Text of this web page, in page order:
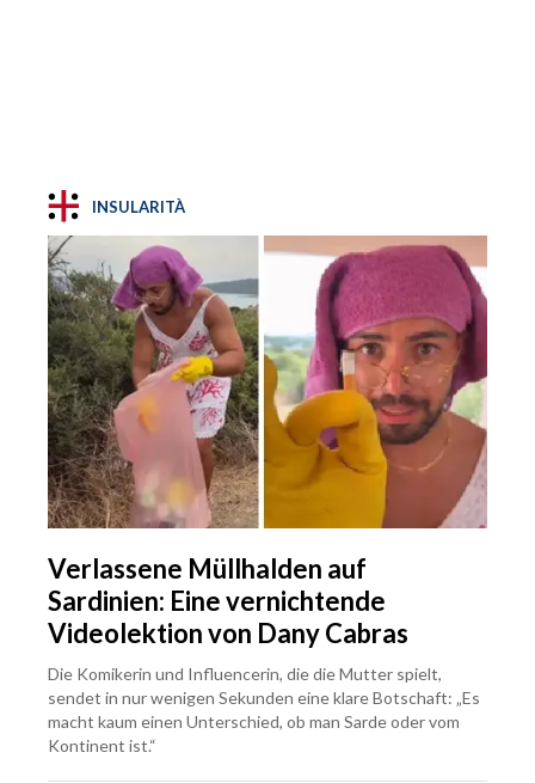
INSULARITÀ
Verlassene Müllhalden auf
Sardinien: Eine vernichtende
Videolektion von Dany Cabras
Die Komikerin und Influencerin, die die Mutter spielt,
sendet in nur wenigen Sekunden eine klare Botschaft: „Es
macht kaum einen Unterschied, ob man Sarde oder vom
Kontinent ist.“